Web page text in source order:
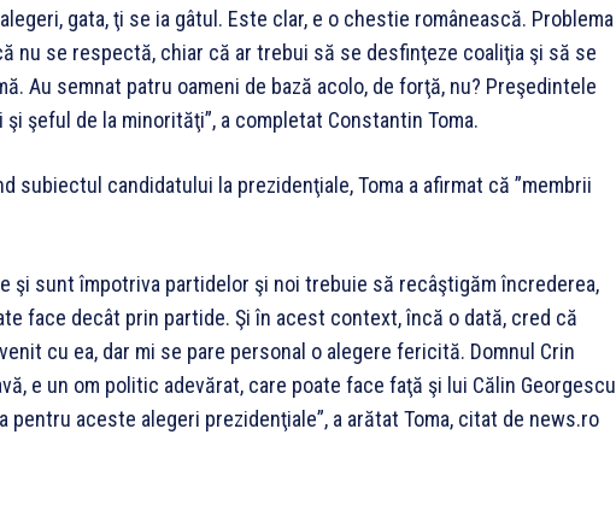
gata, ţi se ia gâtul. Este clar, e o chestie românească. Problema
nu se respectă, chiar că ar trebui să se desfinţeze coaliţia şi să se
Au semnat patru oameni de bază acolo, de forţă, nu? Preşedintele
şi şeful de la minorităţi”, a completat Constantin Toma.
subiectul candidatului la prezidenţiale, Toma a afirmat că ”membrii
şi sunt împotriva partidelor şi noi trebuie să recâştigăm încrederea,
face decât prin partide. Şi în acest context, încă o dată, cred că
cu ea, dar mi se pare personal o alegere fericită. Domnul Crin
e un om politic adevărat, care poate face faţă şi lui Călin Georgescu
aceste alegeri prezidenţiale”, a arătat Toma, citat de news.ro